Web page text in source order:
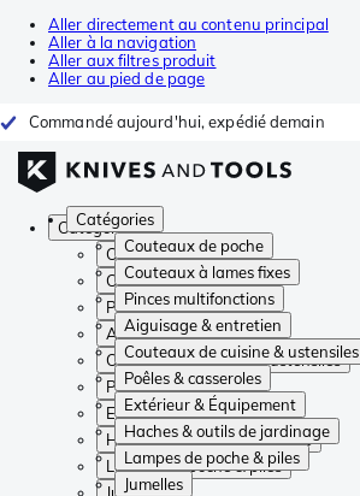
Aller directement au contenu principal
Aller à la navigation
Aller aux filtres produit
Aller au pied de page
Commandé aujourd'hui, expédié demain
Catégories
Couteaux de poche
Couteaux à lames fixes
Pinces multifonctions
Aiguisage & entretien
Couteaux de cuisine & ustensiles
Poêles & casseroles
Extérieur & Équipement
Haches & outils de jardinage
Lampes de poche & piles
Jumelles
Catégories
Couteaux de poche
Couteaux à lames fixes
Pinces multifonctions
Aiguisage & entretien
Couteaux de cuisine & ustensiles
Poêles & casseroles
Extérieur & Équipement
Haches & outils de jardinage
Lampes de poche & piles